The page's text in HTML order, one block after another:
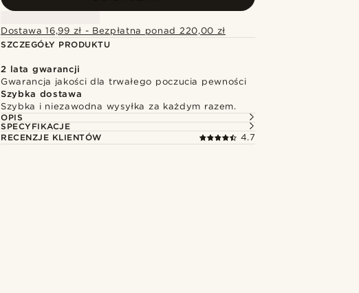
Dostawa 16,99 zł - Bezpłatna ponad 220,00 zł
SZCZEGÓŁY PRODUKTU
2 lata gwarancji
Gwarancja jakości dla trwałego poczucia pewności
Szybka dostawa
Szybka i niezawodna wysyłka za każdym razem.
OPIS
SPECYFIKACJE
RECENZJE KLIENTÓW
4.7